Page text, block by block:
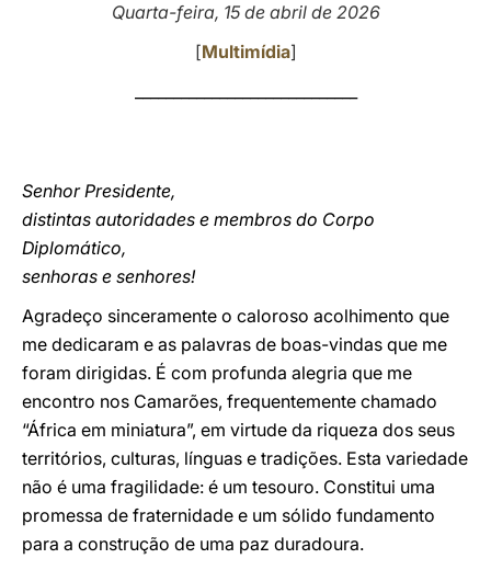
Quarta-feira, 15 de abril de 2026
[Multimídia]
Senhor Presidente,
distintas autoridades e membros do Corpo
Diplomático,
senhoras e senhores!
Agradeço sinceramente o caloroso acolhimento que
me dedicaram e as palavras de boas-vindas que me
foram dirigidas. É com profunda alegria que me
encontro nos Camarões, frequentemente chamado
“África em miniatura”, em virtude da riqueza dos seus
territórios, culturas, línguas e tradições. Esta variedade
não é uma fragilidade: é um tesouro. Constitui uma
promessa de fraternidade e um sólido fundamento
para a construção de uma paz duradoura.